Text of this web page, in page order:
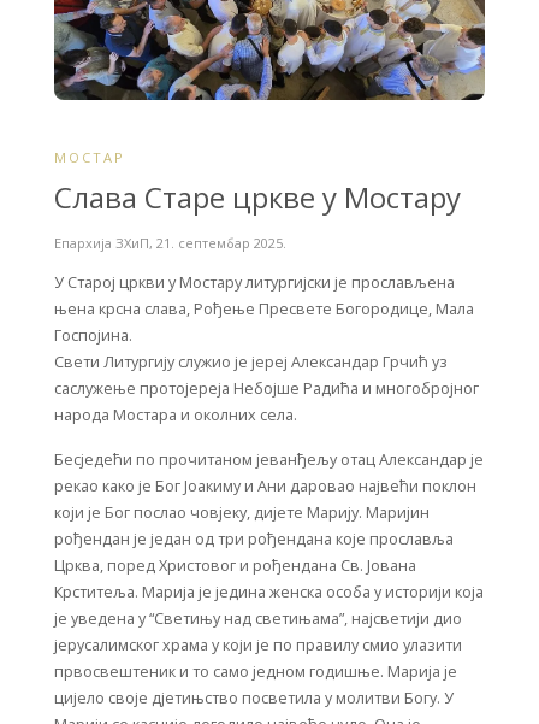
МОСТАР
Слава Старе цркве у Мостару
Епархија ЗХиП, 21. септембар 2025.
У Старој цркви у Мостару литургијски је прослављена
њена крсна слава, Рођење Пресвете Богородице, Мала
Госпојина.
Свети Литургију служио је јереј Александар Грчић уз
саслужење протојереја Небојше Радића и многобројног
народа Мостара и околних села.
Бесједећи по прочитаном јеванђељу отац Александар је
рекао како је Бог Јоакиму и Ани даровао највећи поклон
који је Бог послао човјеку, дијете Марију. Маријин
рођендан је један од три рођендана које прославља
Црква, поред Христовог и рођендана Св. Јована
Крститеља. Марија је једина женска особа у историји која
је уведена у “Светињу над светињама”, најсветији дио
јерусалимског храма у који је по правилу смио улазити
првосвештеник и то само једном годишње. Марија је
цијело своје дјетињство посветила у молитви Богу. У